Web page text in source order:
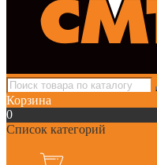
Корзина
0
Список категорий